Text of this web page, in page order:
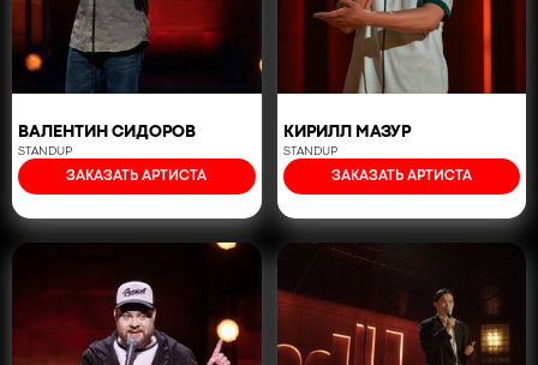
ВАЛЕНТИН СИДОРОВ
STANDUP
ЗАКАЗАТЬ АРТИСТА
КИРИЛЛ МАЗУР
STANDUP
ЗАКАЗАТЬ АРТИСТА